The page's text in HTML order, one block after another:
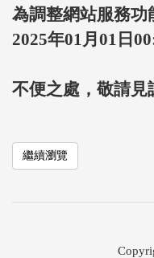
為調整網站服務功
2025年01月01日
不便之處，敬請見
繼續瀏覽